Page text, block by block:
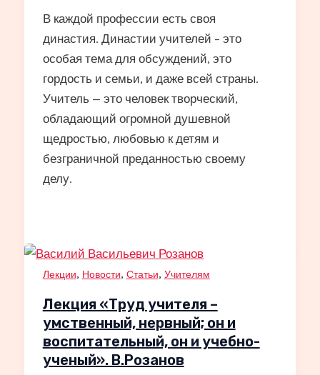
В каждой профессии есть своя
династия. Династии учителей – это
особая тема для обсуждений, это
гордость и семьи, и даже всей страны.
Учитель — это человек творческий,
обладающий огромной душевной
щедростью, любовью к детям и
безграничной преданностью своему
делу.
Лекции, Новости, Статьи, Учителям
Лекция «Труд учителя –
умственный, нервный; он и
воспитательный, он и учебно-
ученый». В.Розанов